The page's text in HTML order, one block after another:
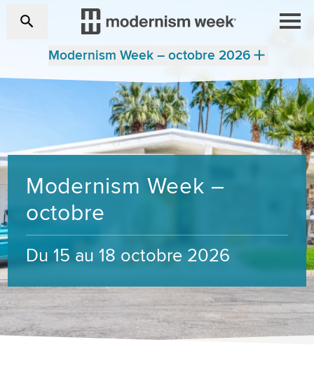
Modernism Week – octobre 2026
Modernism Week –
octobre
Du 15 au 18 octobre 2026